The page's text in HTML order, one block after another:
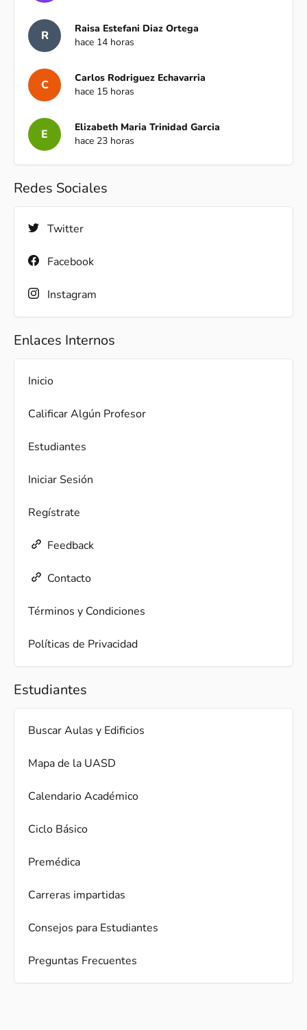
R
Raisa Estefani Diaz Ortega
hace 14 horas
C
Carlos Rodriguez Echavarria
hace 15 horas
E
Elizabeth Maria Trinidad Garcia
hace 23 horas
Redes Sociales
Twitter
Facebook
Instagram
Enlaces Internos
Inicio
Calificar Algún Profesor
Estudiantes
Iniciar Sesión
Regístrate
Feedback
Contacto
Términos y Condiciones
Políticas de Privacidad
Estudiantes
Buscar Aulas y Edificios
Mapa de la UASD
Calendario Académico
Ciclo Básico
Premédica
Carreras impartidas
Consejos para Estudiantes
Preguntas Frecuentes